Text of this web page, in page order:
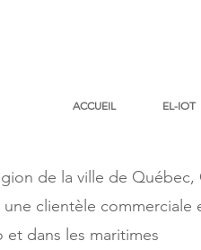
ACCUEIL EL-IOT
de la ville de Québec,
clientèle commerciale
dans les maritimes